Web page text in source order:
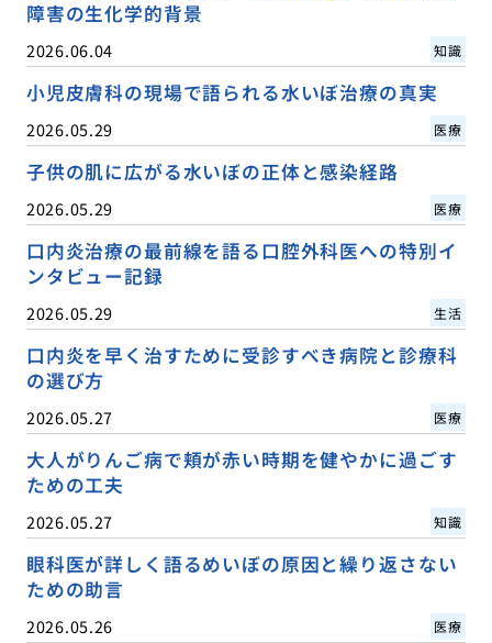
障害の生化学的背景
2026.06.04 知識
小児皮膚科の現場で語られる水いぼ治療の真実
2026.05.29 医療
子供の肌に広がる水いぼの正体と感染経路
2026.05.29 医療
口内炎治療の最前線を語る口腔外科医への特別イ
ンタビュー記録
2026.05.29 生活
口内炎を早く治すために受診すべき病院と診療科
の選び方
2026.05.27 医療
大人がりんご病で頬が赤い時期を健やかに過ごす
ための工夫
2026.05.27 知識
眼科医が詳しく語るめいぼの原因と繰り返さない
ための助言
2026.05.26 医療